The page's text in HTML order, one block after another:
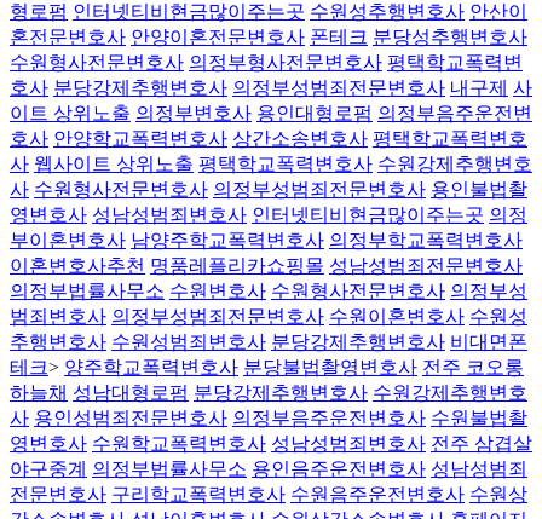
형로펌 인터넷티비현금많이주는곳 수원성추행변호사 안산이
혼전문변호사 안양이혼전문변호사 폰테크 분당성추행변호사
수원형사전문변호사 의정부형사전문변호사 평택학교폭력변
호사 분당강제추행변호사 의정부성범죄전문변호사 내구제 사
이트 상위노출 의정부변호사 용인대형로펌 의정부음주운전변
호사 안양학교폭력변호사 상간소송변호사 평택학교폭력변호
사 웹사이트 상위노출 평택학교폭력변호사 수원강제추행변호
사 수원형사전문변호사 의정부성범죄전문변호사 용인불법촬
영변호사 성남성범죄변호사 인터넷티비현금많이주는곳 의정
부이혼변호사 남양주학교폭력변호사 의정부학교폭력변호사
이혼변호사추천 명품레플리카쇼핑몰 성남성범죄전문변호사
의정부법률사무소 수원변호사 수원형사전문변호사 의정부성
범죄변호사 의정부성범죄전문변호사 수원이혼변호사 수원성
추행변호사 수원성범죄변호사 분당강제추행변호사 비대면폰
테크> 양주학교폭력변호사 분당불법촬영변호사 전주 코오롱
하늘채 성남대형로펌 분당강제추행변호사 수원강제추행변호
사 용인성범죄전문변호사 의정부음주운전변호사 수원불법촬
영변호사 수원학교폭력변호사 성남성범죄변호사 전주 삼겹살
야구중계 의정부법률사무소 용인음주운전변호사 성남성범죄
전문변호사 구리학교폭력변호사 수원음주운전변호사 수원상